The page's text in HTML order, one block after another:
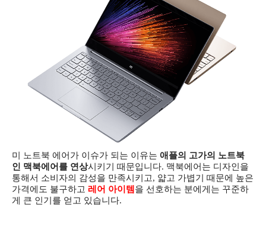
미 노트북 에어가 이슈가 되는 이유는 애플의 고가의 노트북
인 맥북에어를 연상시키기 때문입니다. 맥북에어는 디자인을
통해서 소비자의 감성을 만족시키고, 얇고 가볍기 때문에 높은
가격에도 불구하고 레어 아이템 을 선호하는 분에게는 꾸준하
게 큰 인기를 얻고 있습니다.